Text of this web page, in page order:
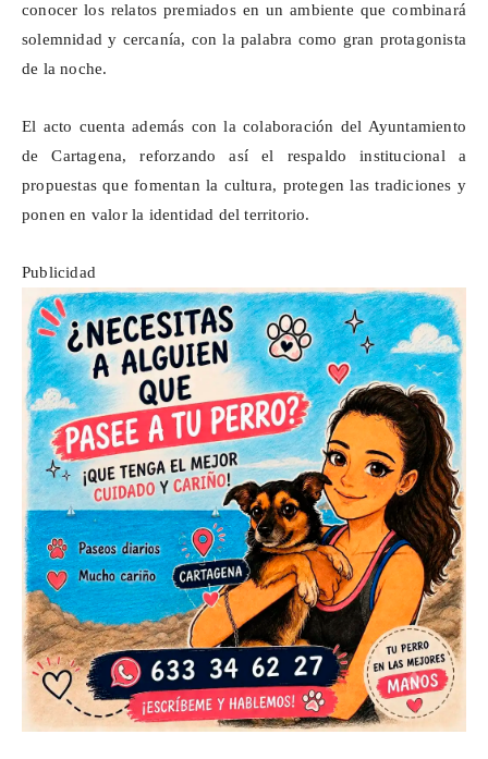
conocer los relatos premiados en un ambiente que combinará
solemnidad y cercanía, con la palabra como gran protagonista
de la noche.
El acto cuenta además con la colaboración del Ayuntamiento
de Cartagena, reforzando así el respaldo institucional a
propuestas que fomentan la cultura, protegen las tradiciones y
ponen en valor la identidad del territorio.
Publicidad